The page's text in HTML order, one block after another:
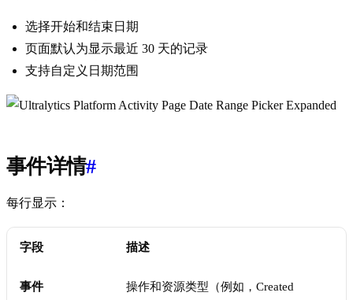
选择开始和结束日期
页面默认为显示最近 30 天的记录
支持自定义日期范围
事件详情#
每行显示：
字段 描述
事件
操作和资源类型（例如，Created